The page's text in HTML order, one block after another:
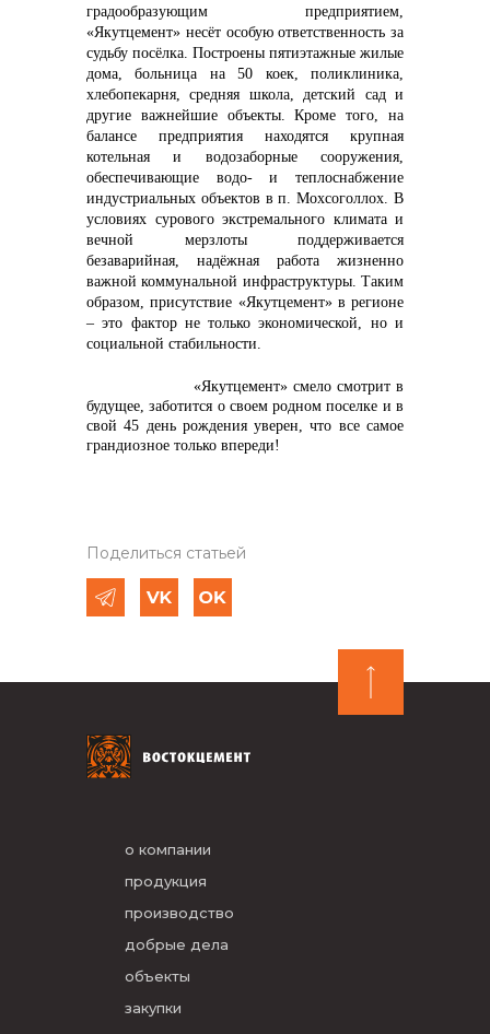
градообразующим предприятием,
«Якутцемент» несёт особую ответственность за
судьбу посёлка. Построены пятиэтажные жилые
дома, больница на 50 коек, поликлиника,
хлебопекарня, средняя школа, детский сад и
другие важнейшие объекты. Кроме того, на
балансе предприятия находятся крупная
котельная и водозаборные сооружения,
обеспечивающие водо- и теплоснабжение
индустриальных объектов в п. Мохсоголлох. В
условиях сурового экстремального климата и
вечной мерзлоты поддерживается
безаварийная, надёжная работа жизненно
важной коммунальной инфраструктуры. Таким
образом, присутствие «Якутцемент» в регионе
– это фактор не только экономической, но и
социальной стабильности.
«Якутцемент» смело смотрит в
будущее, заботится о своем родном поселке и в
свой 45 день рождения уверен, что все самое
грандиозное только впереди!
Поделиться статьей
о компании
продукция
производство
добрые дела
объекты
закупки